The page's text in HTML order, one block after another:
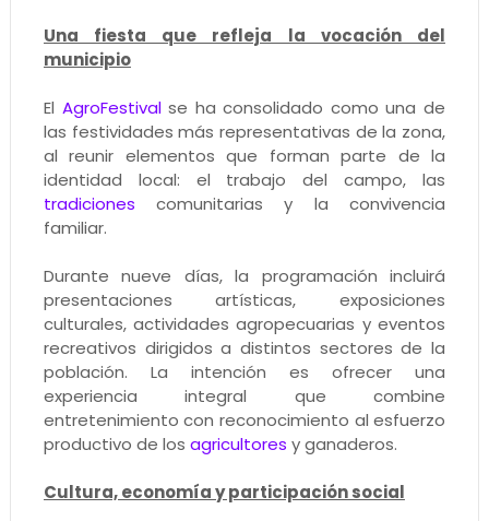
Una fiesta que refleja la vocación del
municipio
El AgroFestivalse ha consolidado como una de
las festividades más representativas de la zona,
al reunir elementos que forman parte de la
identidad local: el trabajo del campo, las
tradiciones comunitarias y la convivencia
familiar.
Durante nueve días, la programación incluirá
presentaciones artísticas, exposiciones
culturales, actividades agropecuarias y eventos
recreativos dirigidos a distintos sectores de la
población. La intención es ofrecer una
experiencia integral que combine
entretenimiento con reconocimiento al esfuerzo
productivo de los agricultores y ganaderos.
Cultura, economía y participación social